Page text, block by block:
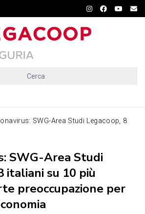
Cerca
SWG-Area Studi Legacoop, 8
SWG-Area Studi
italiani su 10 più
preoccupazione per